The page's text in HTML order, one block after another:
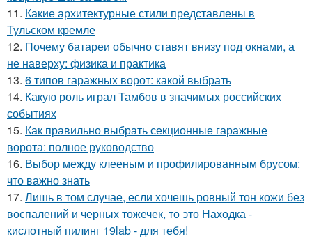
11. Какие архитектурные стили представлены в
Тульском кремле
12. Почему батареи обычно ставят внизу под окнами, а
не наверху: физика и практика
13. 6 типов гаражных ворот: какой выбрать
14. Какую роль играл Тамбов в значимых российских
событиях
15. Как правильно выбрать секционные гаражные
ворота: полное руководство
16. Выбор между клееным и профилированным брусом:
что важно знать
17. Лишь в том случае, если хочешь ровный тон кожи без
воспалений и черных тожечек, то это Находка -
кислотный пилинг 19lab - для тебя!